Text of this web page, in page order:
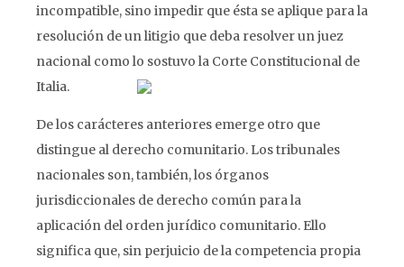
incompatible, sino impedir que ésta se aplique para la
resolución de un litigio que deba resolver un juez
nacional como lo sostuvo la Corte Constitucional de
Italia.
De los carácteres anteriores emerge otro que
distingue al derecho comunitario. Los tribunales
nacionales son, también, los órganos
jurisdiccionales de derecho común para la
aplicación del orden jurídico comunitario. Ello
significa que, sin perjuicio de la competencia propia